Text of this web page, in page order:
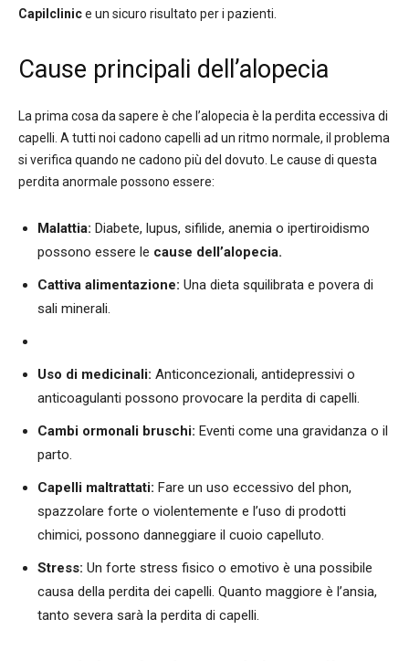
Capilclinice un sicuro risultato per i pazienti.
Cause principali dell’alopecia
La prima cosa da sapere è che l’alopecia è la perdita eccessiva di
capelli. A tutti noi cadono capelli ad un ritmo normale, il problema
si verifica quando ne cadono più del dovuto. Le cause di questa
perdita anormale possono essere:
Malattia: Diabete, lupus, sifilide, anemia o ipertiroidismo
possono essere le cause dell’alopecia.
Cattiva alimentazione: Una dieta squilibrata e povera di
sali minerali.
Uso di medicinali: Anticoncezionali, antidepressivi o
anticoagulanti possono provocare la perdita di capelli.
Cambi ormonali bruschi: Eventi come una gravidanza o il
parto.
Capelli maltrattati: Fare un uso eccessivo del phon,
spazzolare forte o violentemente e l’uso di prodotti
chimici, possono danneggiare il cuoio capelluto.
Stress: Un forte stress fisico o emotivo è una possibile
causa della perdita dei capelli. Quanto maggiore è l’ansia,
tanto severa sarà la perdita di capelli.